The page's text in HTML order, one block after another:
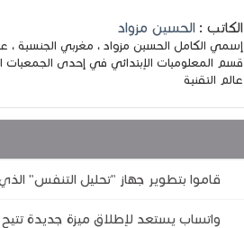
الكاتب : الحسين مزواد
قسم المعلوميات الإبتدائي في إحدى
عالم التقنية
قاموا بتطوير جهاز "تحليل التنفس"
واتساب يستعد لإطلاق ميزة جديدة